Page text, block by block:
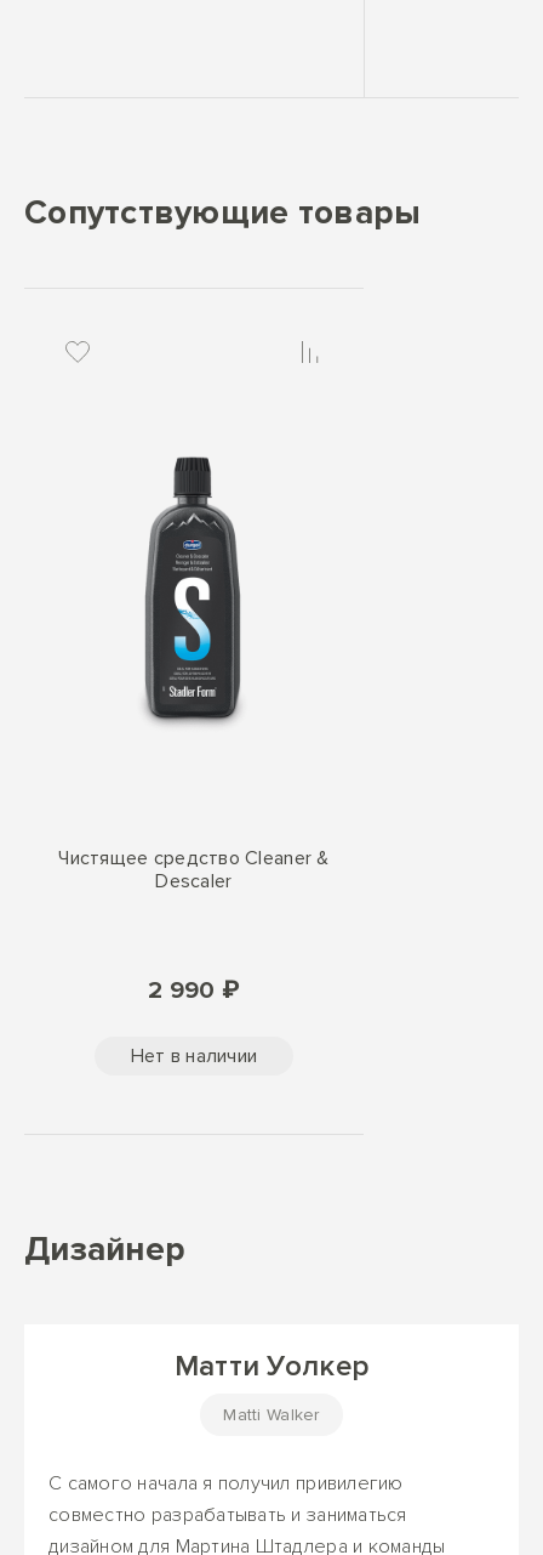
Сопутствующие товары
Чистящее средство Cleaner &
Descaler
2 990 ₽
Нет в наличии
Дизайнер
Матти Уолкер
Matti Walker
С самого начала я получил привилегию
совместно разрабатывать и заниматься
дизайном для Мартина Штадлера и команды